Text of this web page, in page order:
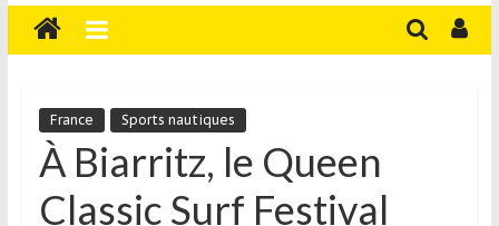
Tourisme
est
média
sur
tourisme
France Sports nautiques
À Biarritz, le Queen
Classic Surf Festival